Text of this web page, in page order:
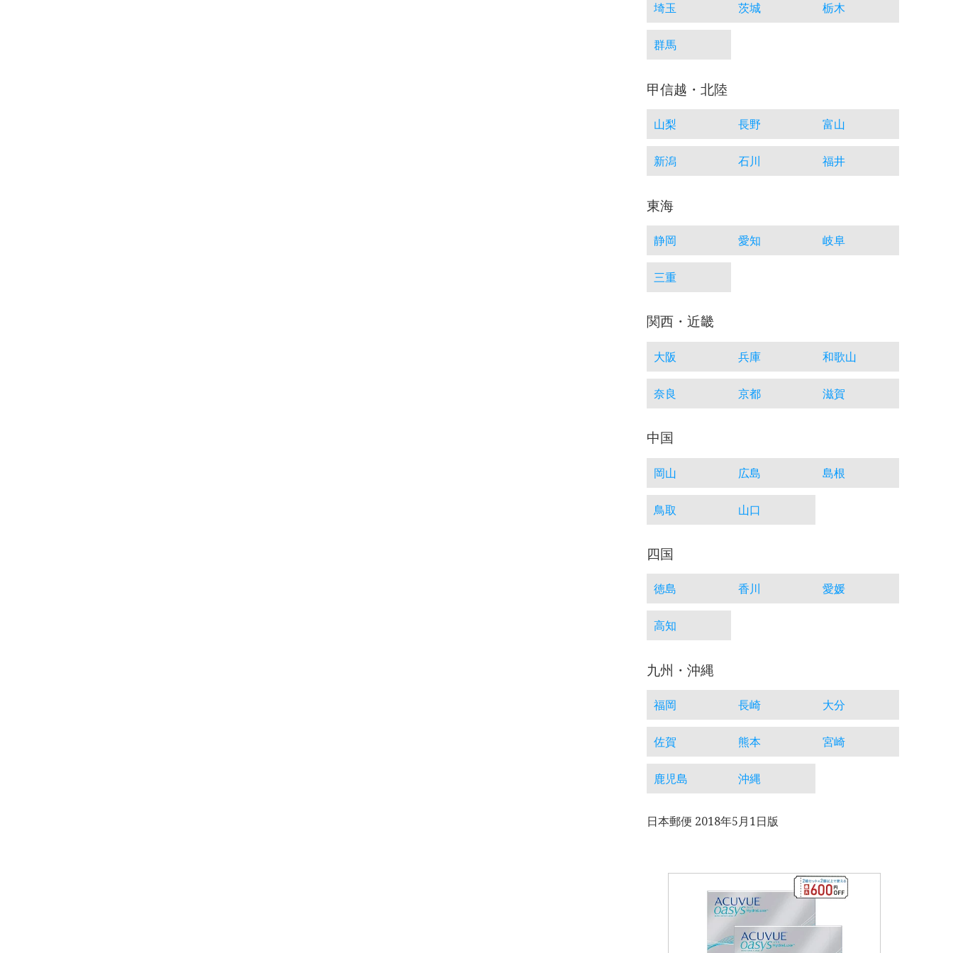
埼玉 茨城 栃木
群馬
甲信越・北陸
山梨 長野 富山
新潟 石川 福井
東海
静岡 愛知 岐阜
三重
関西・近畿
大阪 兵庫 和歌山
奈良 京都 滋賀
中国
岡山 広島 島根
鳥取 山口
四国
徳島 香川 愛媛
高知
九州・沖縄
福岡 長崎 大分
佐賀 熊本 宮崎
鹿児島 沖縄
日本郵便 2018年5月1日版